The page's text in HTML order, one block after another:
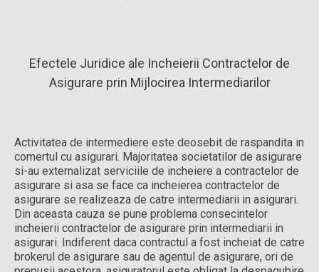
Efectele Juridice ale Incheierii Contractelor de
Asigurare prin Mijlocirea Intermediarilor
Activitatea de intermediere este deosebit de raspandita in
comertul cu asigurari. Majoritatea societatilor de asigurare
si-au externalizat serviciile de incheiere a contractelor de
asigurare si asa se face ca incheierea contractelor de
asigurare se realizeaza de catre intermediarii in asigurari.
Din aceasta cauza se pune problema consecintelor
incheierii contractelor de asigurare prin intermediarii in
asigurari. Indiferent daca contractul a fost incheiat de catre
brokerul de asigurare sau de agentul de asigurare, ori de